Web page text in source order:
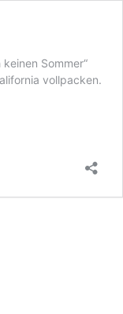
Sommer“
vollpacken.